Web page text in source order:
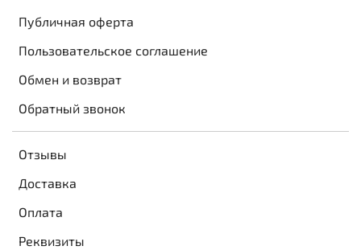
Публичная оферта
Пользовательское соглашение
Обмен и возврат
Обратный звонок
Отзывы
Доставка
Оплата
Реквизиты